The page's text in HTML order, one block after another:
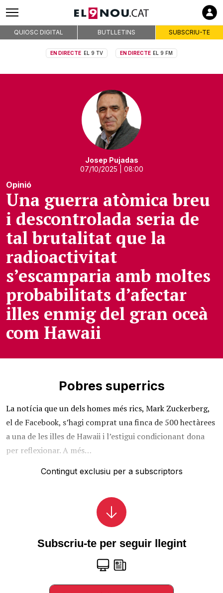
QUIOSC DIGITAL BUTLLETINS SUBSCRIU-TE
EN DIRECTE EL 9 TV EN DIRECTE EL 9 FM
Josep Pujadas
07/10/2025 | 08:00
Opinió
Una guerra atòmica breu
i descontrolada seria de
tal brutalitat que la
radioactivitat
s’escamparia amb moltes
probabilitats d’afectar
illes enmig del gran oceà
com Hawaii
Pobres superrics
La notícia que un dels homes més rics, Mark Zuckerberg,
el de Facebook, s’hagi comprat una finca de 500 hectàrees
a una de les illes de Hawaii i l’estigui condicionant dona
per reflexionar. A més…
Contingut exclusiu per a subscriptors